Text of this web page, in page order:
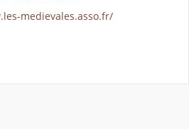
medievales.asso.fr/